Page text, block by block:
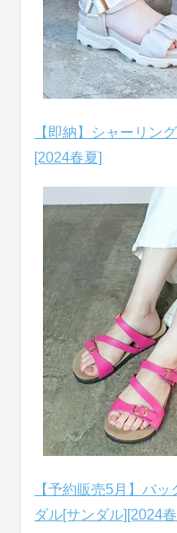
【即納】シャーリン
[2024春夏]
【予約販売5月】バ
ダル[サンダル][2024